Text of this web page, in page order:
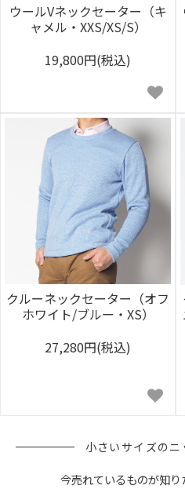
ウールVネックセーター（キ
ャメル・XXS/XS/S）
19,800円(税込)
クルーネックセーター（オフ
ホワイト/ブルー・XS）
27,280円(税込)
小さいサイズの
今売れているものが知